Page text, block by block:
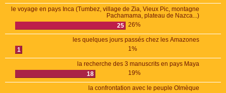
le voyage en pays Inca (Tumbez, village de Zia, Vieux Pic, montagne
Pachamama, plateau de Nazca...)
25 26%
les quelques jours passés chez les Amazones
1
1%
la recherche des 3 manuscrits en pays Maya
18
19%
la confrontation avec le peuple Olmèque